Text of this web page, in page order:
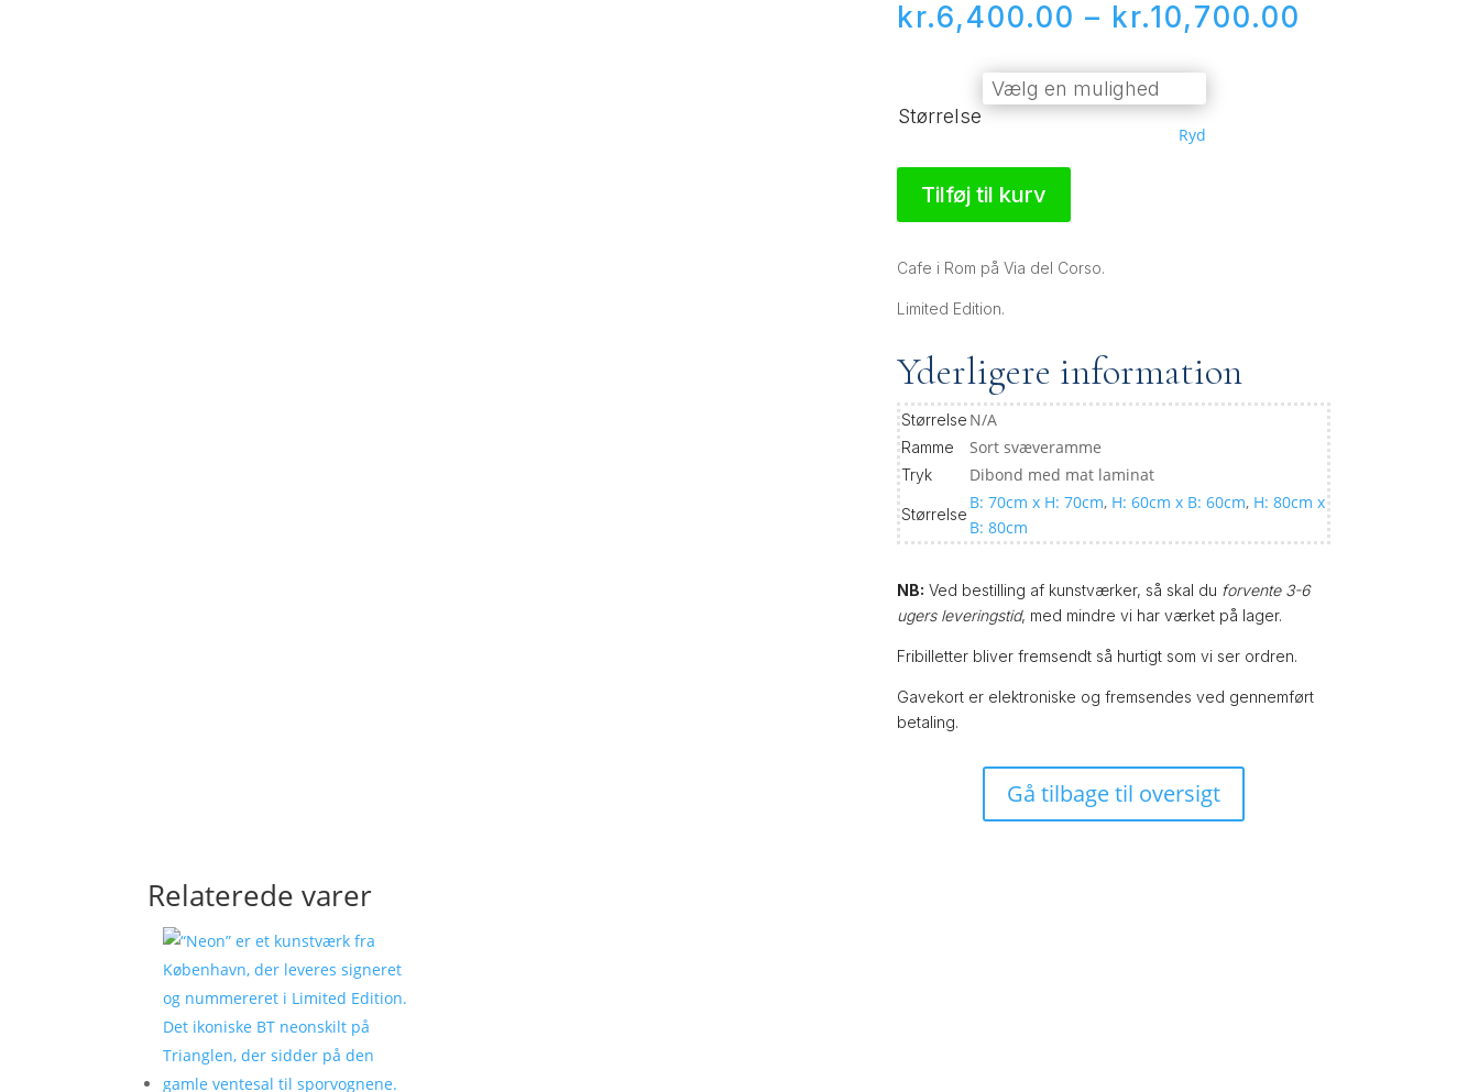
kr.6,400.00 – kr.10,700.00
Størrelse
Ryd
Tilføj til kurv
Cafe i Rom på Via del Corso.
Limited Edition.
Yderligere information
Størrelse N/A
Ramme Sort svæveramme
Tryk Dibond med mat laminat
Størrelse
B: 70cm x H: 70cm, H: 60cm x B: 60cm, H: 80cm x
B: 80cm
NB: Ved bestilling af kunstværker, så skal du forvente 3-6
ugers leveringstid, med mindre vi har værket på lager.
Fribilletter bliver fremsendt så hurtigt som vi ser ordren.
Gavekort er elektroniske og fremsendes ved gennemført
betaling.
Gå tilbage til oversigt
Relaterede varer